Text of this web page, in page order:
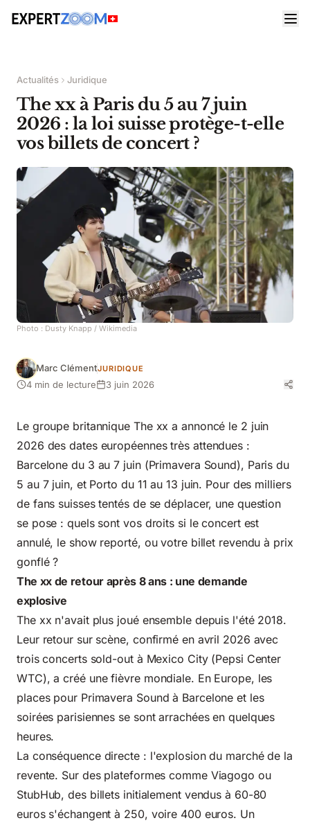
Actualités Juridique
The xx à Paris du 5 au 7 juin
2026 : la loi suisse protège-t-elle
vos billets de concert ?
Photo : Dusty Knapp / Wikimedia
Marc ClémentJURIDIQUE
4 min de lecture 3 juin 2026
Le groupe britannique The xx a annoncé le 2 juin
2026 des dates européennes très attendues :
Barcelone du 3 au 7 juin (Primavera Sound), Paris du
5 au 7 juin, et Porto du 11 au 13 juin. Pour des milliers
de fans suisses tentés de se déplacer, une question
se pose : quels sont vos droits si le concert est
annulé, le show reporté, ou votre billet revendu à prix
gonflé ?
The xx de retour après 8 ans : une demande
explosive
The xx n'avait plus joué ensemble depuis l'été 2018.
Leur retour sur scène, confirmé en avril 2026 avec
trois concerts sold-out à Mexico City (Pepsi Center
WTC), a créé une fièvre mondiale. En Europe, les
places pour Primavera Sound à Barcelone et les
soirées parisiennes se sont arrachées en quelques
heures.
La conséquence directe : l'explosion du marché de la
revente. Sur des plateformes comme Viagogo ou
StubHub, des billets initialement vendus à 60-80
euros s'échangent à 250, voire 400 euros. Un